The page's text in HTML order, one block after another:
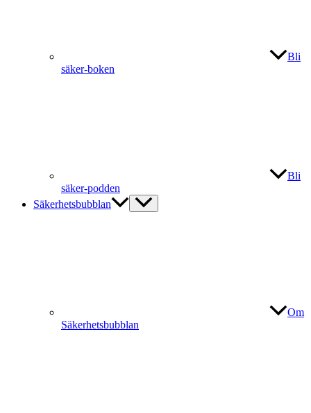
Bli
säker-boken
Bli
säker-podden
Säkerhetsbubblan
Om
Säkerhetsbubblan